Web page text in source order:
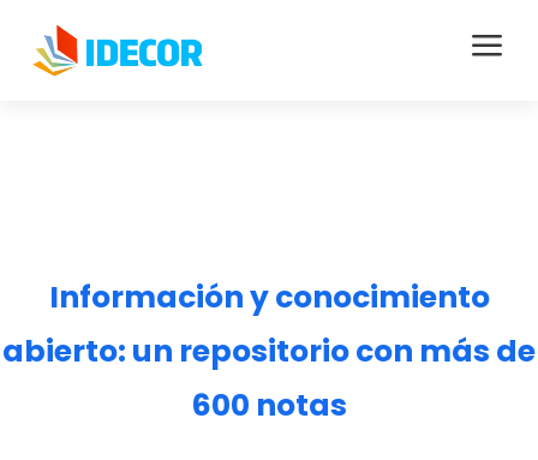
a
Información y conocimiento
abierto: un repositorio con más de
600 notas